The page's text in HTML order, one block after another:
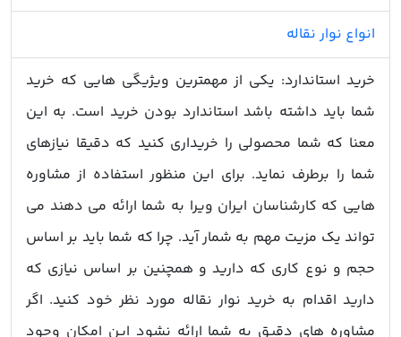
انواع نوار نقاله
خرید استاندارد: یکی از مهمترین ویژیگی هایی که خرید
شما باید داشته باشد استاندارد بودن خرید است. به این
معنا که شما محصولی را خریداری کنید که دقیقا نیازهای
شما را برطرف نماید. برای این منظور استفاده از مشاوره
هایی که کارشناسان ایران ویرا به شما ارائه می دهند می
تواند یک مزیت مهم به شمار آید. چرا که شما باید بر اساس
حجم و نوع کاری که دارید و همچنین بر اساس نیازی که
دارید اقدام به خرید نوار نقاله مورد نظر خود کنید. اگر
مشاوره های دقیق به شما ارائه نشود این امکان وجود